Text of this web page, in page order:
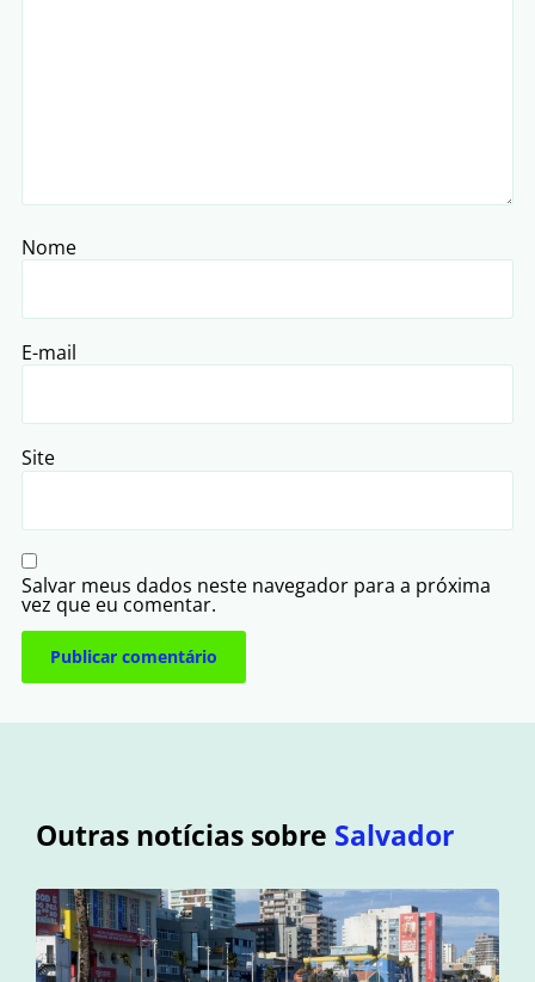
Nome
E-mail
Site
Salvar meus dados neste navegador para a próxima
vez que eu comentar.
Outras notícias sobre Salvador